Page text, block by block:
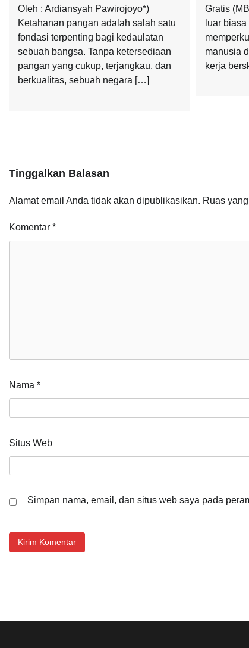
Oleh : Ardiansyah Pawirojoyo*)
Ketahanan pangan adalah salah satu
fondasi terpenting bagi kedaulatan
sebuah bangsa. Tanpa ketersediaan
pangan yang cukup, terjangkau, dan
berkualitas, sebuah negara […]
Gratis
luar
manusia
kerja
Tinggalkan Balasan
Alamat email Anda tidak akan dipublikasikan. Ruas
Komentar *
Nama *
Situs Web
Simpan nama, email, dan situs web saya pada